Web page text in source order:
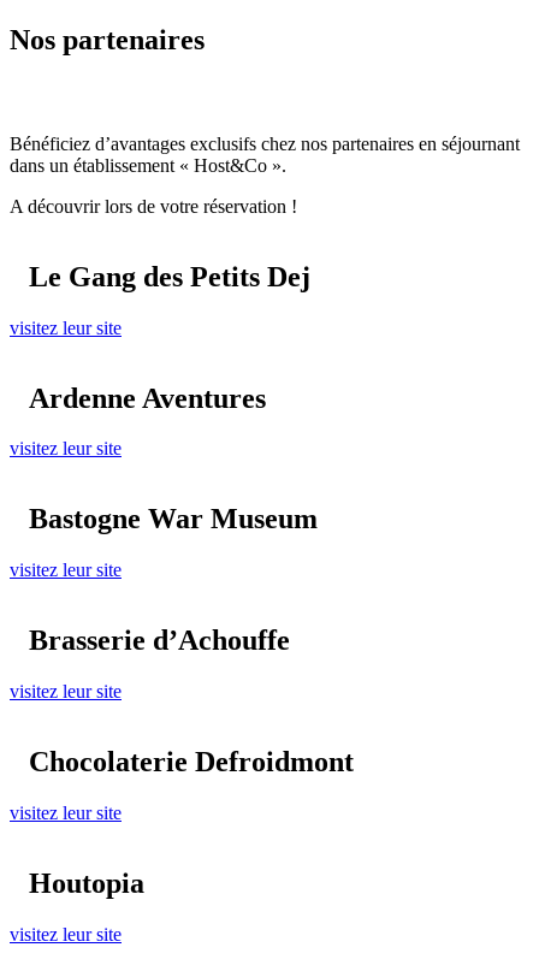
Nos partenaires
Bénéficiez d’avantages exclusifs chez nos partenaires en séjournant
dans un établissement « Host&Co ».
A découvrir lors de votre réservation !
Le Gang des Petits Dej
visitez leur site
Ardenne Aventures
visitez leur site
Bastogne War Museum
visitez leur site
Brasserie d’Achouffe
visitez leur site
Chocolaterie Defroidmont
visitez leur site
Houtopia
visitez leur site